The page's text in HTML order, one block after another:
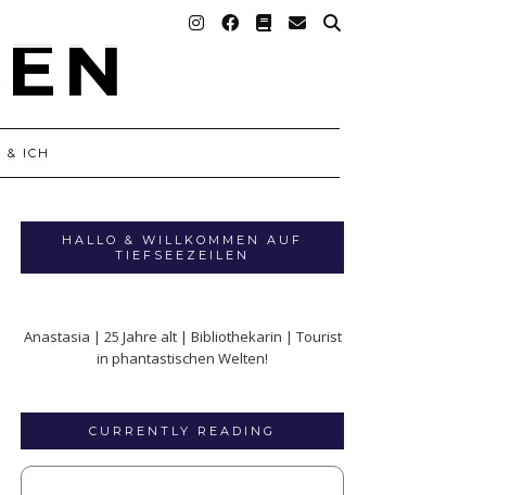
& ICH
HALLO & WILLKOMMEN AUF
TIEFSEEZEILEN
Anastasia | 25 Jahre alt | Bibliothekarin | Tourist
in phantastischen Welten!
CURRENTLY READING